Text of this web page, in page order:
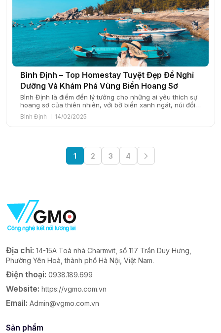
Bình Định – Top Homestay Tuyệt Đẹp Để Nghỉ
Dưỡng Và Khám Phá Vùng Biển Hoang Sơ
Bình Định là điểm đến lý tưởng cho những ai yêu thích sự
hoang sơ của thiên nhiên, với bờ biển xanh ngát, núi đồi
hùng vĩ và những di sản văn hóa đặc sắc. Nằm ở duyên
hải miền Trung, vùng đất này nổi tiếng không chỉ với vẻ
đẹp tự nhiên mà còn […]
Bình Định 14/02/2025
1 2 3 4
Địa chỉ: 14-15A Toà nhà Charmvit, số 117 Trần Duy Hưng,
Phường Yên Hoà, thành phố Hà Nội, Việt Nam.
Điện thoại: 0938.189.699
Website: https://vgmo.com.vn
Email: Admin@vgmo.com.vn
Sản phẩm